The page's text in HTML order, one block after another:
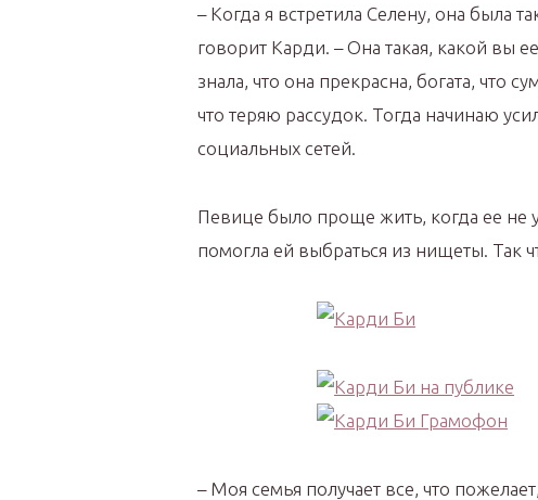
– Когда я встретила Селену, она была
говорит Карди. – Она такая, какой вы
знала, что она прекрасна, богата, что
что теряю рассудок. Тогда начинаю
социальных сетей.
Певице было проще жить, когда ее не
помогла ей выбраться из нищеты. Так
– Моя семья получает все, что